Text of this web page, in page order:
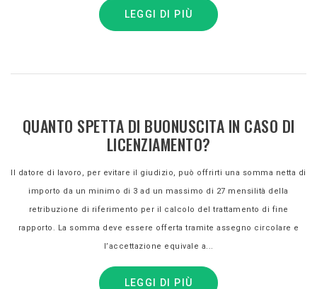
LEGGI DI PIÙ
QUANTO SPETTA DI BUONUSCITA IN CASO DI
LICENZIAMENTO?
Il datore di lavoro, per evitare il giudizio, può offrirti una somma netta di
importo da un minimo di 3 ad un massimo di 27 mensilità della
retribuzione di riferimento per il calcolo del trattamento di fine
rapporto. La somma deve essere offerta tramite assegno circolare e
l’accettazione equivale a...
LEGGI DI PIÙ